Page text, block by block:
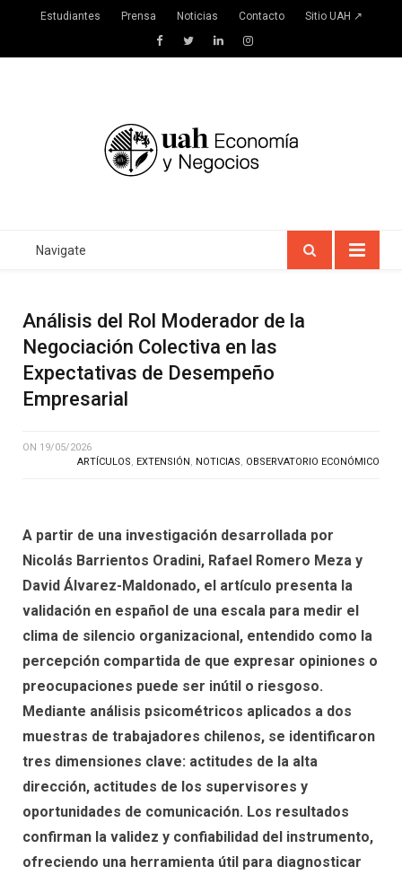
Estudiantes Prensa Noticias Contacto Sitio UAH ↗
FacebookTwitterLinkedInInstagram
Navigate
Análisis del Rol Moderador de la
Negociación Colectiva en las
Expectativas de Desempeño
Empresarial
ON 19/05/2026
ARTÍCULOS, EXTENSIÓN, NOTICIAS, OBSERVATORIO ECONÓMICO
A partir de una investigación desarrollada por
Nicolás Barrientos Oradini, Rafael Romero Meza y
David Álvarez-Maldonado, el artículo presenta la
validación en español de una escala para medir el
clima de silencio organizacional, entendido como la
percepción compartida de que expresar opiniones o
preocupaciones puede ser inútil o riesgoso.
Mediante análisis psicométricos aplicados a dos
muestras de trabajadores chilenos, se identificaron
tres dimensiones clave: actitudes de la alta
dirección, actitudes de los supervisores y
oportunidades de comunicación. Los resultados
confirman la validez y confiabilidad del instrumento,
ofreciendo una herramienta útil para diagnosticar